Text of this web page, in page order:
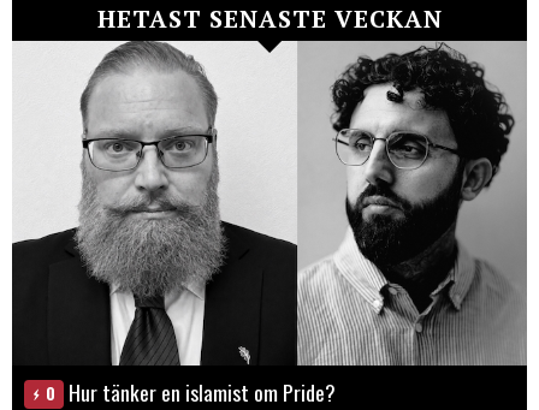
HETAST SENASTE VECKAN
0 Hur tänker en islamist om Pride?